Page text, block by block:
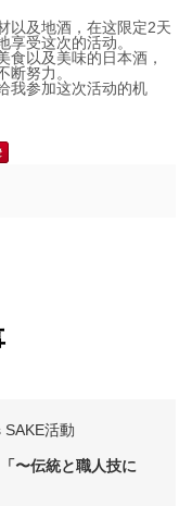
以及地酒，在这限定2天
受这次的活动。
食以及美味的日本酒，
断努力。
我参加这次活动的机
SAKE活動
〜伝統と職人技に